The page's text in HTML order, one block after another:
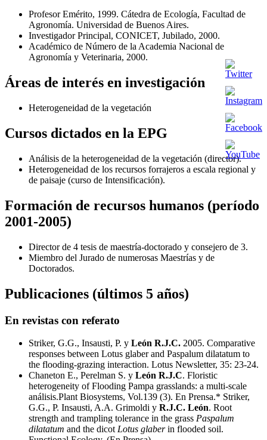
Profesor Emérito, 1999. Cátedra de Ecología, Facultad de
Agronomía. Universidad de Buenos Aires.
Investigador Principal, CONICET, Jubilado, 2000.
Académico de Número de la Academia Nacional de
Agronomía y Veterinaria, 2000.
Áreas de interés en investigación
Heterogeneidad de la vegetación
Cursos dictados en la EPG
Análisis de la heterogeneidad de la vegetación (director).
Heterogeneidad de los recursos forrajeros a escala regional y
de paisaje (curso de Intensificación).
Formación de recursos humanos (período
2001-2005)
Director de 4 tesis de maestría-doctorado y consejero de 3.
Miembro del Jurado de numerosas Maestrías y de
Doctorados.
Publicaciones (últimos 5 años)
En revistas con referato
Striker, G.G., Insausti, P. y León R.J.C. 2005. Comparative
responses between Lotus glaber and Paspalum dilatatum to
the flooding-grazing interaction. Lotus Newsletter, 35: 23-24.
Chaneton E., Perelman S. y León R.J.C. Floristic
heterogeneity of Flooding Pampa grasslands: a multi-scale
análisis.Plant Biosystems, Vol.139 (3). En Prensa.* Striker,
G.G., P. Insausti, A.A. Grimoldi y R.J.C. León. Root
strength and trampling tolerance in the grass Paspalum
dilatatum and the dicotLotus glaberin flooded soil.